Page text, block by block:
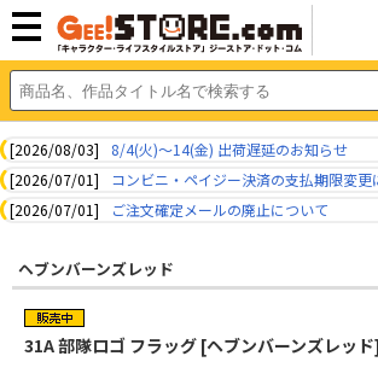
[2026/08/03]
8/4(火)～14(金) 出荷遅延のお知らせ
[2026/07/01]
コンビニ・ペイジー決済の支払期限変更
[2026/07/01]
ご注文確定メールの廃止について
ヘブンバーンズレッド
31A 部隊ロゴ フラッグ [ヘブンバーンズレッド]